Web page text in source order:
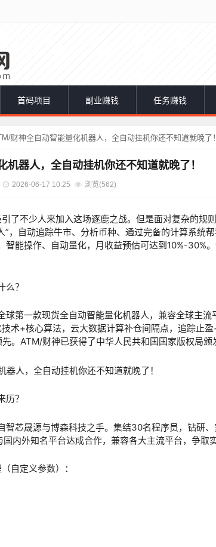
首码项目 副业赚钱 任务赚钱
财神全自动智能量化机器人，全自动挂机你还不知道就晚了！
机器人，全自动挂机你还不知道就晚了！
2026-06-17 10:25 浏览(562)
了不少人来加入这场逐鹿之战。但是面对复杂的规
”，自动追踪牛市、分析币种、通过完备的计算系统
智能操作、自动量化，月收益预估可达到10%-30%
？
第一款现货全自动智能量化机器人，兼容全球主流
术+核心算法，云大数据计算补仓间隔点，追踪止
。ATM/财神已获得了中华人民共和国国家版权局颁
？
智芯晟源与博森科技之手。集结30名程序员，钻研
内外知名平台达成合作，兼容各大主流平台，争取
自定义参数）：